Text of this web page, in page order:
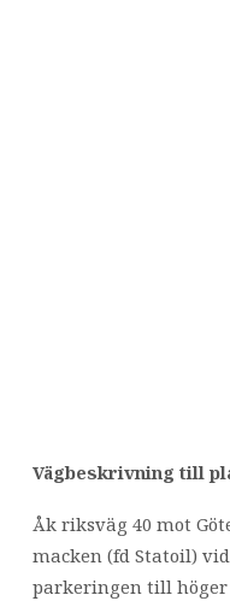
Vägbeskrivning till
Åk riksväg 40 mot
macken (fd Statoil)
parkeringen till höger